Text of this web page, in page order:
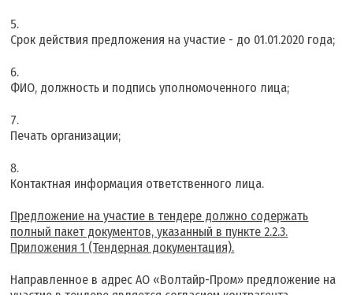
Срок действия предложения на участие - до 01.01.2020 года;
ФИО, должность и подпись уполномоченного лица;
Печать организации;
Контактная информация ответственного лица.
Предложение на участие в тендере должно содержать
полный пакет документов, указанный в пункте 2.2.3.
Приложения 1 (Тендерная документация).
Направленное в адрес АО «Волтайр-Пром» предложение на